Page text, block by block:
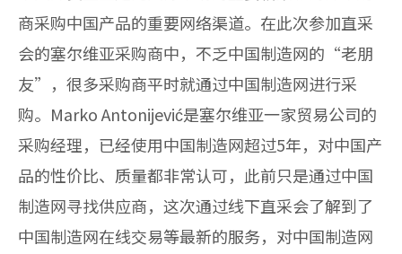
商采购中国产品的重要网络渠道。在此次参加直采
会的塞尔维亚采购商中，不乏中国制造网的“老朋
友”，很多采购商平时就通过中国制造网进行采
购。 Marko Antonijević是塞尔维亚一家贸易公司的
采购经理，已经使用中国制造网超过5年，对中国产
品的性价比、质量都非常认可，此前只是通过中国
制造网寻找供应商，这次通过线下直采会了解到了
中国制造网在线交易等最新的服务，对中国制造网